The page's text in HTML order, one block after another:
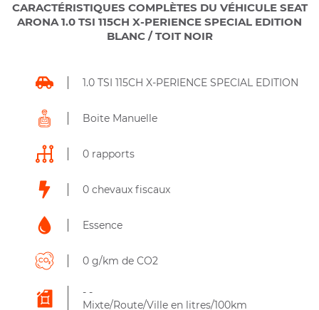
CARACTÉRISTIQUES COMPLÈTES DU VÉHICULE SEAT
ARONA 1.0 TSI 115CH X-PERIENCE SPECIAL EDITION
BLANC / TOIT NOIR
1.0 TSI 115CH X-PERIENCE SPECIAL EDITION
Boite Manuelle
0 rapports
0 chevaux fiscaux
Essence
0 g/km de CO2
- -
Mixte/Route/Ville en litres/100km